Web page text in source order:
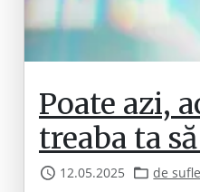
Poate azi,
treaba ta
12.05.2025 de